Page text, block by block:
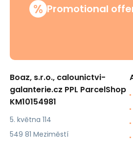
% Promotional
Boaz, s.r.o., calounictvi-
galanterie.cz PPL ParcelShop
KM10154981
5. května 114
549 81 Meziměstí